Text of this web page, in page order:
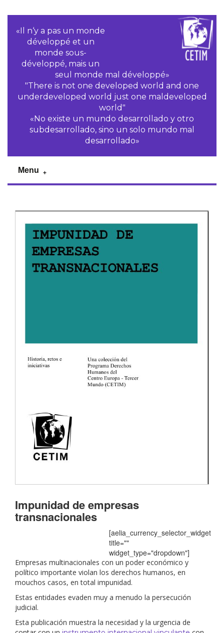
«Il n‘y a pas un monde
développé et un
monde sous-
développé, mais un
seul monde mal développé»
"There is not one developed world and one
underdeveloped world just one maldeveloped
world"
«No existe un mundo desarrollado y otro
subdesarrollado, sino un solo mundo mal
desarrollado»
Menu
Impunidad de empresas
transnacionales
[aelia_currency_selector_widget
title=""
widget_type="dropdown"]
Empresas multinacionales con un poder económico y
político importante violan los derechos humanos, en
mouchos casos, en total impunidad.
Estas entidades evaden muy a menudo la persecución
judicial.
Esta publicación muestra la necesidad y la urgencia de